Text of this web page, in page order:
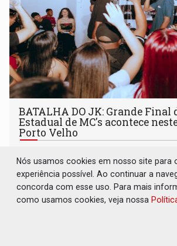
BATALHA DO JK: Grande Final
Estadual de MC's acontece
Porto Velho
Competição define o representante de
Nacional de MC's e será realizada pela
Praça CEU das Artes
Nós usamos cookies em nosso site para
experiência possível. Ao continuar a
concorda com esse uso. Para mais
como usamos cookies, veja nossa